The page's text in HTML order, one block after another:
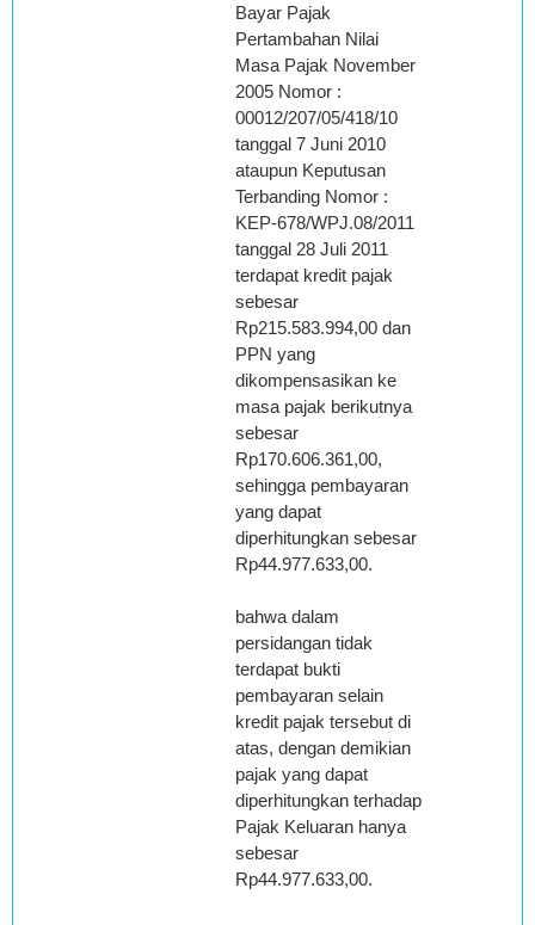
Bayar Pajak
Pertambahan Nilai
Masa Pajak November
2005 Nomor :
00012/207/05/418/10
tanggal 7 Juni 2010
ataupun Keputusan
Terbanding Nomor :
KEP-678/WPJ.08/2011
tanggal 28 Juli 2011
terdapat kredit pajak
sebesar
Rp215.583.994,00 dan
PPN yang
dikompensasikan ke
masa pajak berikutnya
sebesar
Rp170.606.361,00,
sehingga pembayaran
yang dapat
diperhitungkan sebesar
Rp44.977.633,00.
bahwa dalam
persidangan tidak
terdapat bukti
pembayaran selain
kredit pajak tersebut di
atas, dengan demikian
pajak yang dapat
diperhitungkan terhadap
Pajak Keluaran hanya
sebesar
Rp44.977.633,00.